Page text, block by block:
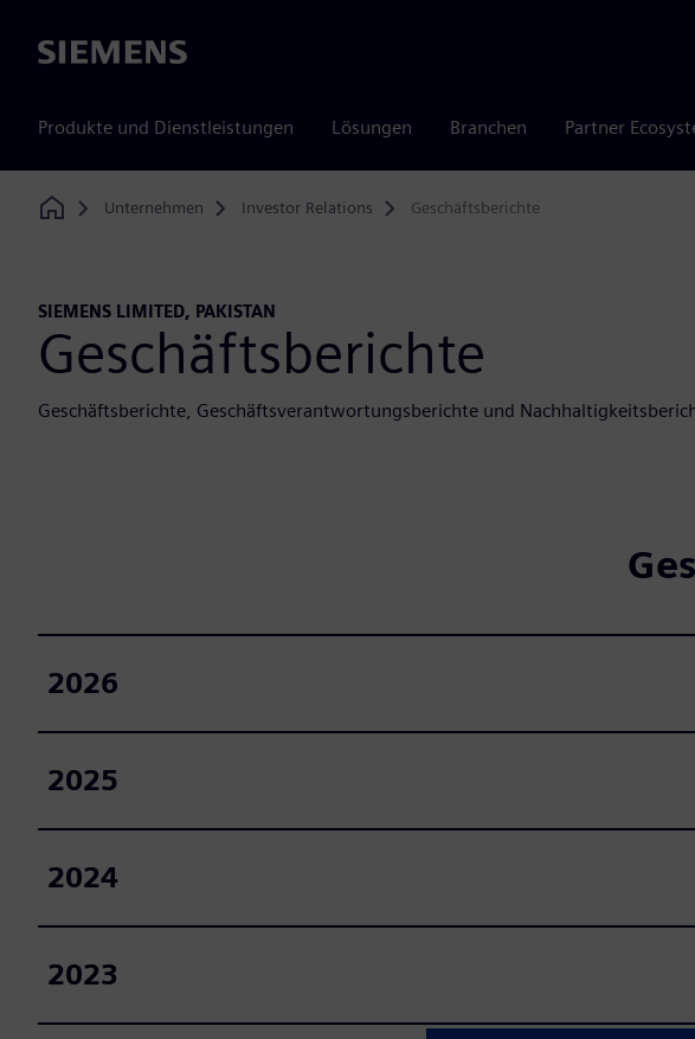
Siemens
Produkte und Dienstleistungen Lösungen Branchen Partner
Home
Unternehmen Investor Relations Geschäftsberichte
SIEMENS LIMITED, PAKISTAN
Geschäftsberichte
Geschäftsberichte, Geschäftsverantwortungsberichte und
2026
2025
2024
2023